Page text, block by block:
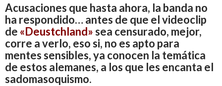
Acusaciones que hasta ahora, la banda no
ha respondido… antes de que el videoclip
de «Deustchland»sea censurado, mejor,
corre a verlo, eso si, no es apto para
mentes sensibles, ya conocen la temática
de estos alemanes, a los que les encanta el
sadomasoquismo.